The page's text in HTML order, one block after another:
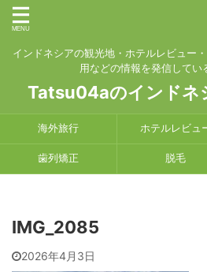
インドネシアの観光地・ホテルレビュー
用などの情報を発信してい
Tatsu04aのインドネ
海外旅行 ホテルレビュ
歯列矯正 脱毛
IMG_2085
2026年4月3日